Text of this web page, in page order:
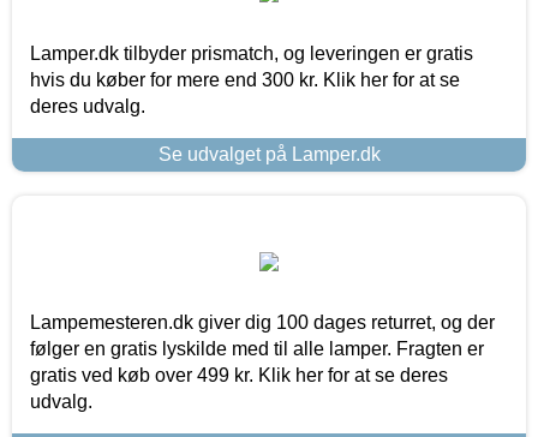
Lamper.dk tilbyder prismatch, og leveringen er gratis
hvis du køber for mere end 300 kr. Klik her for at se
deres udvalg.
Se udvalget på Lamper.dk
Lampemesteren.dk giver dig 100 dages returret, og der
følger en gratis lyskilde med til alle lamper. Fragten er
gratis ved køb over 499 kr. Klik her for at se deres
udvalg.